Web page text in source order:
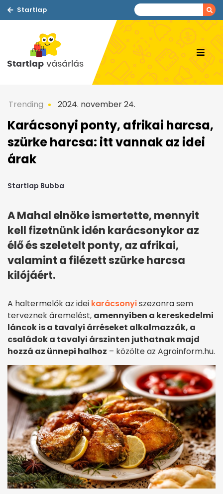
Startlap
Trending 2024. november 24.
Karácsonyi ponty, afrikai harcsa,
szürke harcsa: itt vannak az idei
árak
Startlap Bubba
A Mahal elnöke ismertette, mennyit
kell fizetnünk idén karácsonykor az
élő és szeletelt ponty, az afrikai,
valamint a filézett szürke harcsa
kilójáért.
A haltermelők az idei karácsonyiszezonra sem
terveznek áremelést, amennyiben a kereskedelmi
láncok is a tavalyi árréseket alkalmazzák, a
családok a tavalyi árszinten juthatnak majd
hozzá az ünnepi halhoz – közölte az Agroinform.hu.